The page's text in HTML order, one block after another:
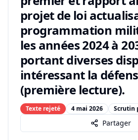
projet de loi
programmation
les années 2024 à
portant diverses
intéressant la
(première lecture).
Texte rejeté 4 mai 2026 Scrutin
Partager